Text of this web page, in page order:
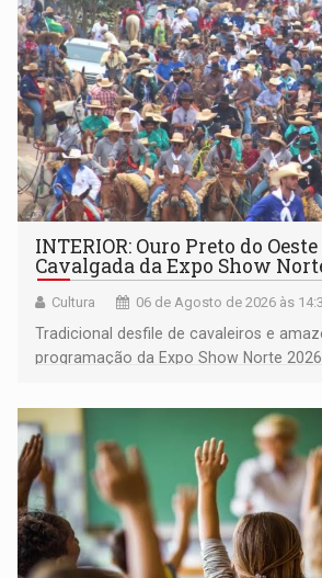
INTERIOR: Ouro Preto do
Cavalgada da Expo Show
Cultura 06 de Agosto de 2026 às
Tradicional desfile de cavaleiros e
programação da Expo Show Norte